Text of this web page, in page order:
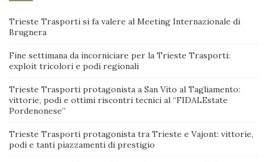
Trieste Trasporti si fa valere al Meeting Internazionale di
Brugnera
Fine settimana da incorniciare per la Trieste Trasporti:
exploit tricolori e podi regionali
Trieste Trasporti protagonista a San Vito al Tagliamento:
vittorie, podi e ottimi riscontri tecnici al “FIDALEstate
Pordenonese”
Trieste Trasporti protagonista tra Trieste e Vajont: vittorie,
podi e tanti piazzamenti di prestigio